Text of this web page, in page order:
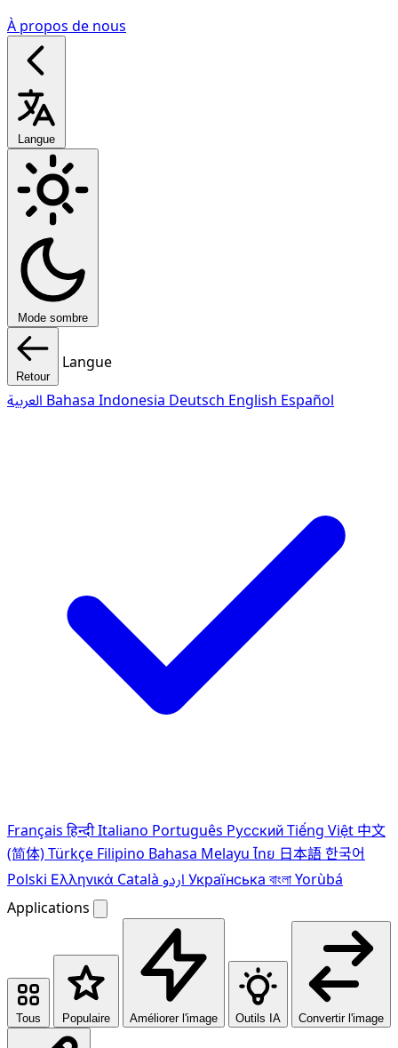
À propos de nous
Langue
Mode sombre
Retour
Langue
Bahasa Indonesia Deutsch English Español
Français हिन्दीItaliano Português PусскийTiếng Việt 中文
(简体)Türkçe Filipino Bahasa Melayu ไทย 日本語한국어
Polski Ελληνικά Català Українська বাংলাYorùbá
Applications
Tous Populaire Améliorer l'image Outils IA Convertir l'image